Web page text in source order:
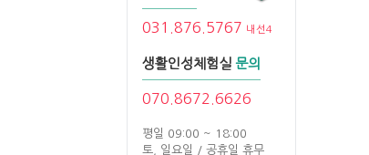
031.876.5767 내선4
생활인성체험실 문의
070.8672.6626
평일 09:00 ~ 18:00
토, 일요일 / 공휴일 휴무